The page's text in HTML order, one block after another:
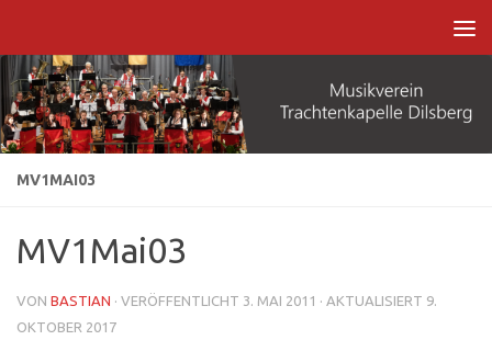
MV1MAI03
MV1Mai03
VON BASTIAN · VERÖFFENTLICHT 3. MAI 2011 · AKTUALISIERT 9.
OKTOBER 2017